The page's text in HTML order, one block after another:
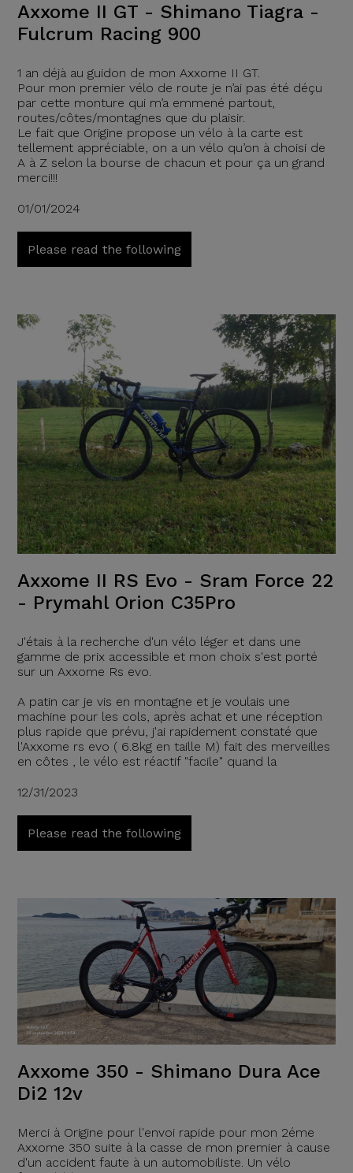
Axxome II GT - Shimano Tiagra -
Fulcrum Racing 900
1 an déjà au guidon de mon Axxome II GT.
Pour mon premier vélo de route je n’ai pas été déçu
par cette monture qui m’a emmené partout,
routes/côtes/montagnes que du plaisir.
Le fait que Origine propose un vélo à la carte est
tellement appréciable, on a un vélo qu’on à choisi de
A à Z selon la bourse de chacun et pour ça un grand
merci!!!
01/01/2024
Please read the following
Axxome II RS Evo - Sram Force 22
- Prymahl Orion C35Pro
J'étais à la recherche d'un vélo léger et dans une
gamme de prix accessible et mon choix s'est porté
sur un Axxome Rs evo.
A patin car je vis en montagne et je voulais une
machine pour les cols, après achat et une réception
plus rapide que prévu, j'ai rapidement constaté que
l'Axxome rs evo ( 6.8kg en taille M) fait des merveilles
en côtes , le vélo est réactif "facile" quand la
12/31/2023
Please read the following
Axxome 350 - Shimano Dura Ace
Di2 12v
Merci à Origine pour l'envoi rapide pour mon 2éme
Axxome 350 suite à la casse de mon premier à cause
d'un accident faute à un automobiliste. Un vélo